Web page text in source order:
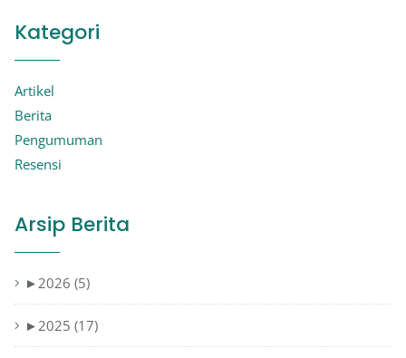
Kategori
Artikel
Berita
Pengumuman
Resensi
Arsip Berita
►2026 (5)
►2025 (17)